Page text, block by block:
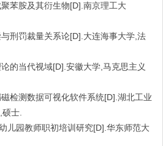
苯胺及其衍生物[D].南京理工大
刑罚裁量关系论[D].大连海事大学,法
的当代视域[D].安徽大学,马克思主义
检测数据可视化软件系统[D].湖北工业
士.
儿园教师职初培训研究[D].华东师范大